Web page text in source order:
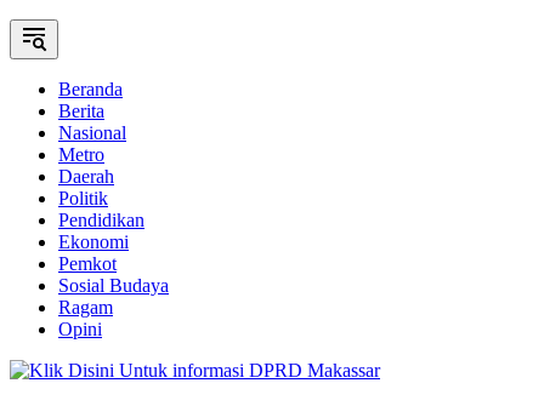
Beranda
Berita
Nasional
Metro
Daerah
Politik
Pendidikan
Ekonomi
Pemkot
Sosial Budaya
Ragam
Opini